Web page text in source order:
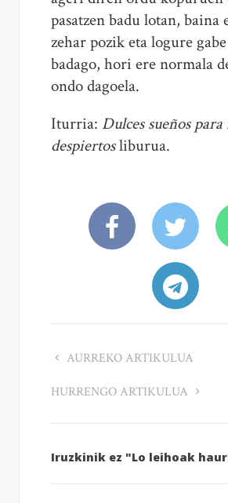
pasatzen badu lotan, baina
zehar pozik eta logure
badago, hori ere normala
ondo dagoela.
Iturria: Dulces sueños
despiertosliburua.
AURREKO ARTIKULUA
HURRENGO ARTIKULUA
Iruzkinik ez "Lo leihoak